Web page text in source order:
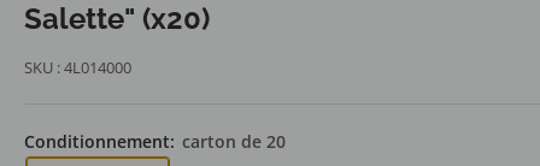
Salette" (x20)
SKU :4L014000
Conditionnement: carton de 20